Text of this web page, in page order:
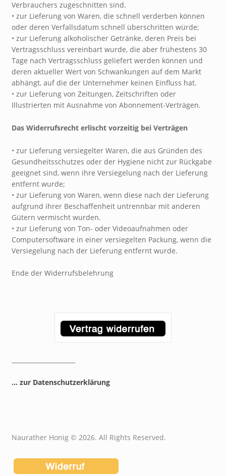
Verbrauchers zugeschnitten sind.
• zur Lieferung von Waren, die schnell verderben können
oder deren Verfallsdatum schnell überschritten würde;
• zur Lieferung alkoholischer Getränke, deren Preis bei
Vertragsschluss vereinbart wurde, die aber frühestens 30
Tage nach Vertragsschluss geliefert werden können und
deren aktueller Wert von Schwankungen auf dem Markt
abhängt, auf die der Unternehmer keinen Einfluss hat.
• zur Lieferung von Zeitungen, Zeitschriften oder
Illustrierten mit Ausnahme von Abonnement-Verträgen.
Das Widerrufsrecht erlischt vorzeitig bei Verträgen
• zur Lieferung versiegelter Waren, die aus Gründen des
Gesundheitsschutzes oder der Hygiene nicht zur Rückgabe
geeignet sind, wenn ihre Versiegelung nach der Lieferung
entfernt wurde;
• zur Lieferung von Waren, wenn diese nach der Lieferung
aufgrund ihrer Beschaffenheit untrennbar mit anderen
Gütern vermischt wurden.
• zur Lieferung von Ton- oder Videoaufnahmen oder
Computersoftware in einer versiegelten Packung, wenn die
Versiegelung nach der Lieferung entfernt wurde.
Ende der Widerrufsbelehrung
… zur Datenschutzerklärung
Naurather Honig © 2026. All Rights Reserved.